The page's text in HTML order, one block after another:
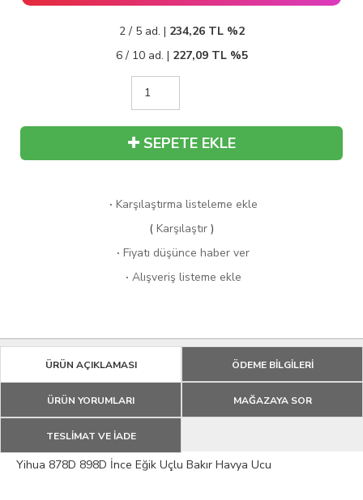
2 / 5 ad. | 234,26TL %2
6 / 10 ad. | 227,09TL %5
SEPETE EKLE
· Karşılaştırma listeleme ekle
( Karşılaştır )
· Fiyatı düşünce haber ver
· Alışveriş listeme ekle
ÜRÜN AÇIKLAMASI ÖDEME BİLGİLERİ
ÜRÜN YORUMLARI MAĞAZAYA SOR
TESLİMAT VE İADE
Yihua 878D 898D İnce Eğik Uçlu Bakır Havya Ucu